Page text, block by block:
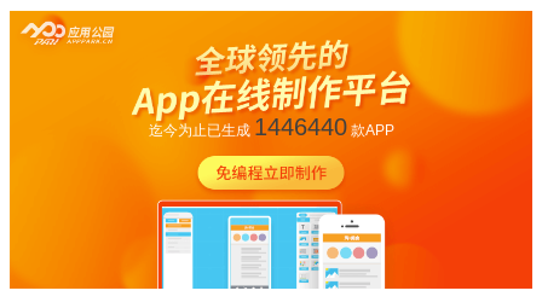
迄今为止已生成 1446440款APP